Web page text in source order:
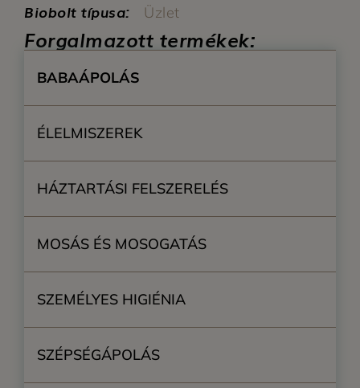
Biobolt típusa: Üzlet
Forgalmazott termékek:
BABAÁPOLÁS
ÉLELMISZEREK
HÁZTARTÁSI FELSZERELÉS
MOSÁS ÉS MOSOGATÁS
SZEMÉLYES HIGIÉNIA
SZÉPSÉGÁPOLÁS